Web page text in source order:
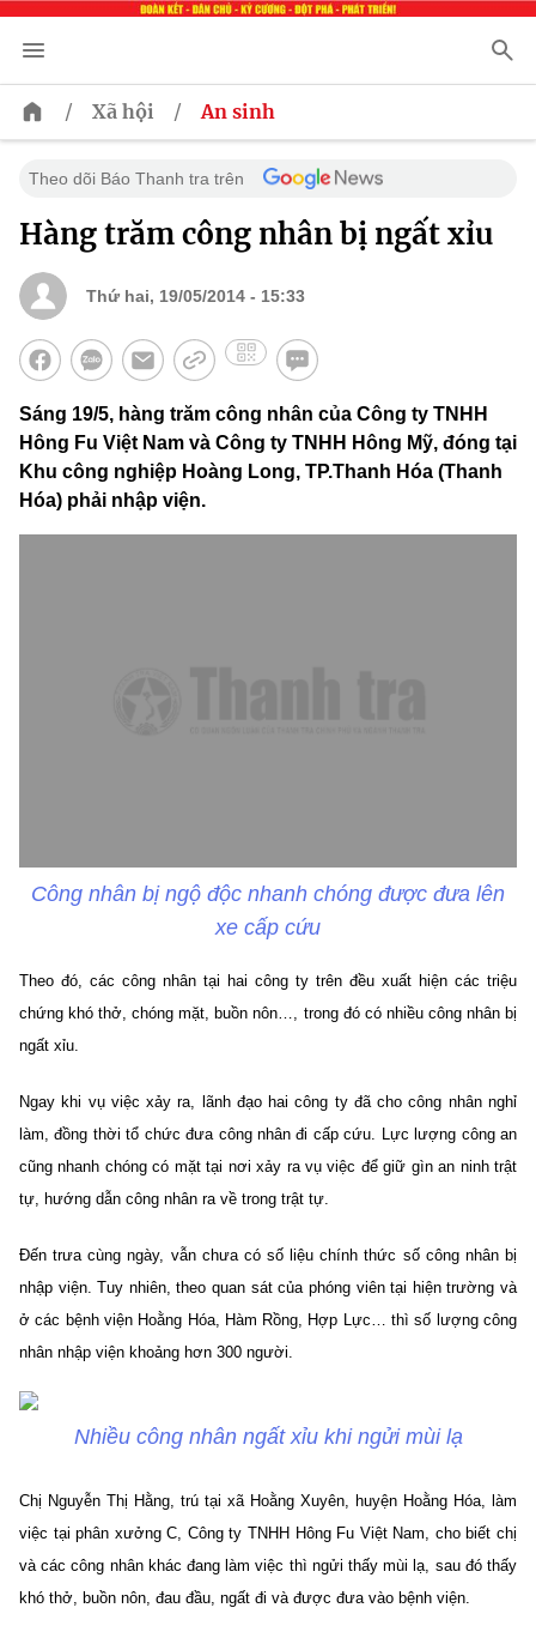
/ Xã hội / An sinh
Theo dõi Báo Thanh tra trên
Hàng trăm công nhân bị ngất xỉu
Thứ hai, 19/05/2014 - 15:33
Sáng 19/5, hàng trăm công nhân của Công ty TNHH
Hông Fu Việt Nam và Công ty TNHH Hông Mỹ, đóng tại
Khu công nghiệp Hoàng Long, TP.Thanh Hóa (Thanh
Hóa) phải nhập viện.
Công nhân bị ngộ độc nhanh chóng được đưa lên
xe cấp cứu
Theo đó, các công nhân tại hai công ty trên đều xuất hiện các triệu
chứng khó thở, chóng mặt, buồn nôn…, trong đó có nhiều công nhân bị
ngất xỉu.
Ngay khi vụ việc xảy ra, lãnh đạo hai công ty đã cho công nhân nghỉ
làm, đồng thời tổ chức đưa công nhân đi cấp cứu. Lực lượng công an
cũng nhanh chóng có mặt tại nơi xảy ra vụ việc để giữ gìn an ninh trật
tự, hướng dẫn công nhân ra về trong trật tự.
Đến trưa cùng ngày, vẫn chưa có số liệu chính thức số công nhân bị
nhập viện. Tuy nhiên, theo quan sát của phóng viên tại hiện trường và
ở các bệnh viện Hoằng Hóa, Hàm Rồng, Hợp Lực… thì số lượng công
nhân nhập viện khoảng hơn 300 người.
Nhiều công nhân ngất xỉu khi ngửi mùi lạ
Chị Nguyễn Thị Hằng, trú tại xã Hoằng Xuyên, huyện Hoằng Hóa, làm
việc tại phân xưởng C, Công ty TNHH Hông Fu Việt Nam, cho biết chị
và các công nhân khác đang làm việc thì ngửi thấy mùi lạ, sau đó thấy
khó thở, buồn nôn, đau đầu, ngất đi và được đưa vào bệnh viện.